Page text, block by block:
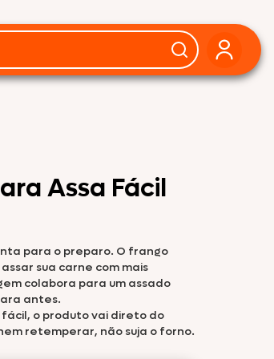
Assa Fácil
para o preparo. O frango
sua carne com mais
colabora para um assado
antes.
o produto vai direto do
retemperar, não suja o forno.